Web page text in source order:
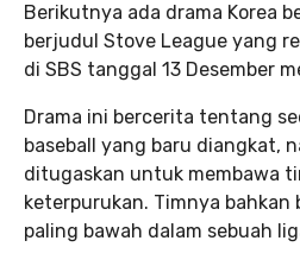
Berikutnya ada drama Korea
berjudul Stove League yang
di SBS tanggal 13 Desember
Drama ini bercerita tentang
baseball yang baru diangkat,
ditugaskan untuk membawa
keterpurukan. Timnya bahkan
paling bawah dalam sebuah